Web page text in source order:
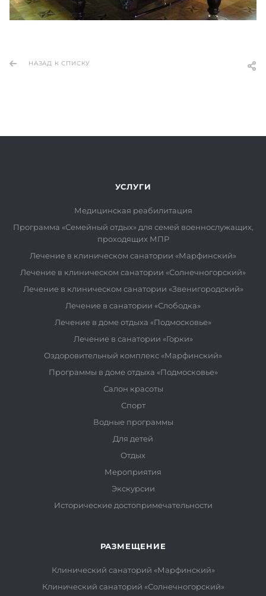
НАЗАД К СПИСКУ
УСЛУГИ
Медицинская реабилитация
Программа «Семейный отдых» для семей военнослужащих,
проходящих МПР
Лечение в клиническом санатории «Марфинский»
Лечение в клиническом санатории «Солнечногорский»
Лечение в клиническом санатории «Звенигородский»
Лечение в санатории «Слободка»
Лечение в доме отдыха «Подмосковье»
Лечение в санатории «Горки»
Оздоровительный комплекс «Марфинский»
Программы в доме отдыха «Подмосковье»
Салон красоты
Спорт
Водные программы
Для детей
Отдых
Мероприятия
Экскурсии
Исторические достопримечательности
РАЗМЕЩЕНИЕ
Клинический санаторий «Марфинский»
Клинический санаторий «Солнечногорский»